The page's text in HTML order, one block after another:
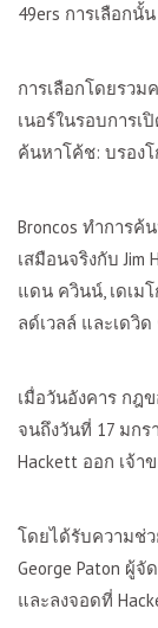
49ers การเลือกนั้น
การเลือกโดยรวม
เนอร์ในรอบการ
ค้นหาโค้ช: บรอง
Broncos ทำการค้น
เสมือนจริงกับJim
แดน ควินน์, เดเม
ลด์เวลล์ และเดวิ
เมื่อวันอังคาร กฎข
จนถึงวันที่ 17 มกร
Hackett ออก เจ้า
โดยได้รับความช่
George Paton ผู้จั
และลงจอดที่